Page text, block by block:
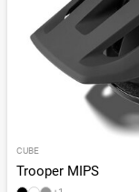
CUBE
Trooper MIPS